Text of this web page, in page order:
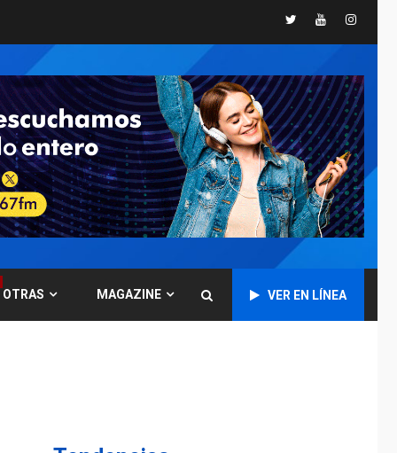
TwitterYoutube
OTRAS MAGAZINE VER EN LÍNEA
Libro de Guadalupe
Burelli eleva sus
velas en Margarita
2
REGIONALES ÚLTIMA HORA
Margarita será sede
de Programa
“Cuidadores 360”
para aprender a
atender adultos
mayores
ÚLTIMA HORA
Mariño fortalece
capacidad operativa
con flota vehicular de
60 unidades